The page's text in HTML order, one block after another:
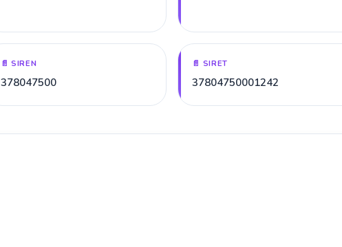
📄 SIREN
378047500
📄 SIRET
37804750001242